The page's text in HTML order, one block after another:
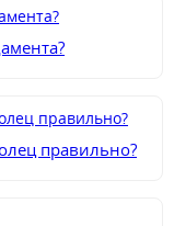
правильно?